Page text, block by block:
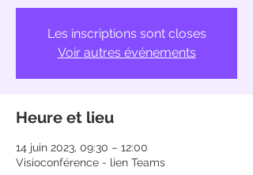
Les inscriptions sont closes
Voir autres événements
Heure et lieu
14 juin 2023, 09:30 – 12:00
Visioconférence - lien Teams